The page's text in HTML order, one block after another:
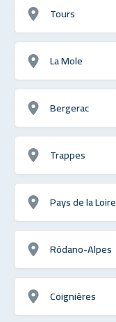
Tours
La Mole
Bergerac
Trappes
Pays de la Loire
Ródano-Alpes
Coignières